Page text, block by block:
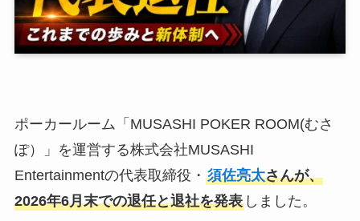
ポーカールーム「MUSASHI POKER ROOM(むさ
ぽ）」を運営する株式会社MUSASHI
Entertainmentの代表取締役・ 須佐亮太さんが、
2026年6月末での退任と退社を発表しました。